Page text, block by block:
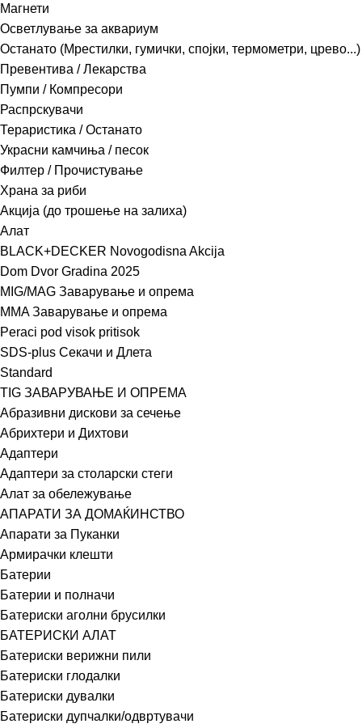
Магнети
Осветлување за аквариум
Останато (Мрестилки, гумички, спојки, термометри, црево...)
Превентива / Лекарства
Пумпи / Компресори
Распрскувачи
Тераристика / Останато
Украсни камчиња / песок
Филтер / Прочистување
Храна за риби
Акција (до трошење на залиха)
Алат
BLACK+DECKER Novogodisna Akcija
Dom Dvor Gradina 2025
MIG/MAG Заварување и опрема
MMA Заварување и опрема
Peraci pod visok pritisok
SDS-plus Секачи и Длета
Standard
TIG ЗАВАРУВАЊЕ И ОПРЕМА
Абразивни дискови за сечење
Абрихтери и Дихтови
Адаптери
Адаптери за столарски стеги
Алат за обележување
АПАРАТИ ЗА ДОМАЌИНСТВО
Апарати за Пуканки
Армирачки клешти
Батерии
Батерии и полначи
Батериски аголни брусилки
БАТЕРИСКИ АЛАТ
Батериски верижни пили
Батериски глодалки
Батериски дувалки
Батериски дупчалки/одвртувачи